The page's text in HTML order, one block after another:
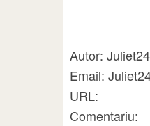
Autor:
Email:
URL:
Comentariu: